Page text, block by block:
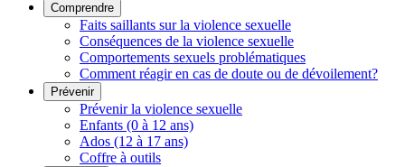
Comprendre
Faits saillants sur la violence sexuelle
Conséquences de la violence sexuelle
Comportements sexuels problématiques
Comment réagir en cas de doute ou de dévoilement?
Prévenir
Prévenir la violence sexuelle
Enfants (0 à 12 ans)
Ados (12 à 17 ans)
Coffre à outils